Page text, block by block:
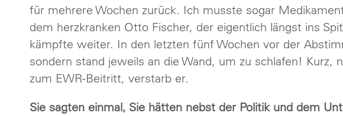
für mehrere Wochen zurück. Ich musste sogar
dem herzkranken Otto Fischer, der eigentlich längst ins
kämpfte weiter. In den letzten fünf Wochen vor der
sondern stand jeweils an die Wand, um zu schlafen! Kurz,
zum EWR-Beitritt, verstarb er.
Sie sagten einmal, Sie hätten nebst der Politik und dem